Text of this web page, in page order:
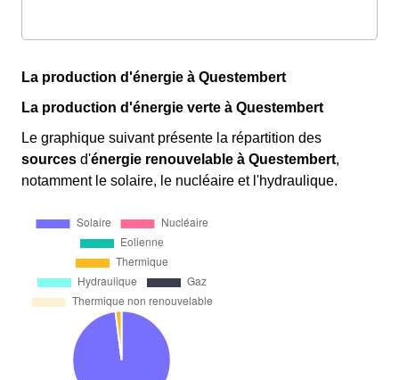
La production d'énergie à Questembert
La production d'énergie verte à Questembert
Le graphique suivant présente la répartition des
sources d'énergie renouvelable à Questembert,
notamment le solaire, le nucléaire et l'hydraulique.